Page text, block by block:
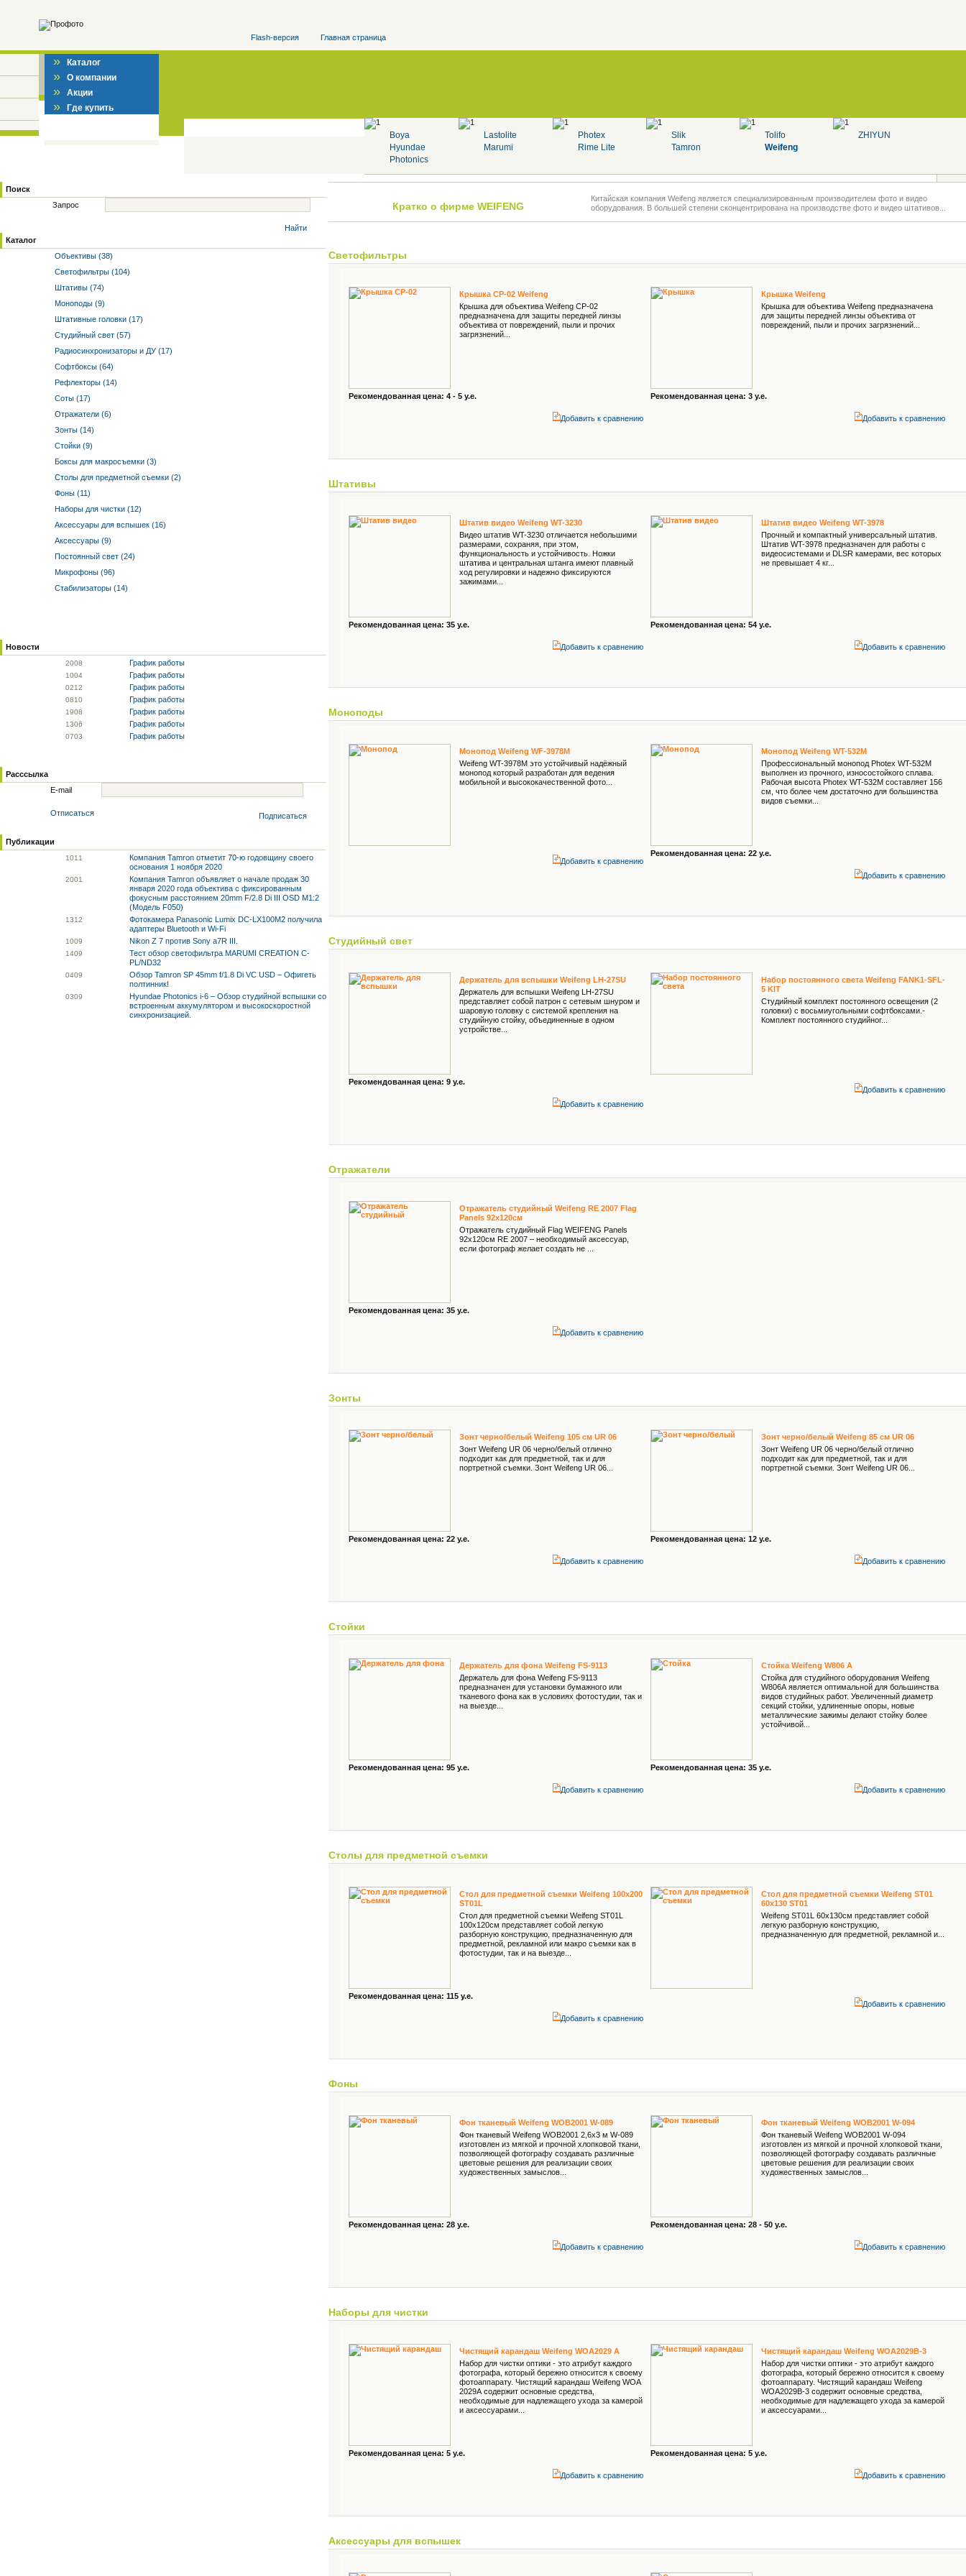
Flash-версия Главная страница
» Каталог
» О компании
» Акции
» Где купить
Boya
Hyundae
Photonics
Lastolite
Marumi
Photex
Rime Lite
Slik
Tamron
Tolifo
Weifeng
ZHIYUN
Поиск
Запрос
Найти
Каталог
Объективы (38)
Светофильтры (104)
Штативы (74)
Моноподы (9)
Штативные головки (17)
Студийный свет (57)
Радиосинхронизаторы и ДУ (17)
Софтбоксы (64)
Рефлекторы (14)
Соты (17)
Отражатели (6)
Зонты (14)
Стойки (9)
Боксы для макросъемки (3)
Столы для предметной съемки (2)
Фоны (11)
Наборы для чистки (12)
Аксессуары для вспышек (16)
Аксессуары (9)
Постоянный свет (24)
Микрофоны (96)
Стабилизаторы (14)
Новости
2008 График работы
1004 График работы
0212 График работы
0810 График работы
1908 График работы
1306 График работы
0703 График работы
Расссылка
E-mail
Отписаться Подписаться
Публикации
1011
Компания Tamron отметит 70-ю годовщину своего
основания 1 ноября 2020
2001
Компания Tamron объявляет о начале продаж 30
января 2020 года объектива с фиксированным
фокусным расстоянием 20mm F/2.8 Di III OSD M1:2
(Модель F050)
1312
Фотокамера Panasonic Lumix DC-LX100M2 получила
адаптеры Bluetooth и Wi-Fi
1009 Nikon Z 7 против Sony a7R III.
1409
Тест обзор светофильтра MARUMI CREATION C-
PL/ND32
0409
Обзор Tamron SP 45mm f/1.8 Di VC USD – Офигеть
полтинник!
0309
Hyundae Photonics i-6 – Обзор студийной вспышки со
встроенным аккумулятором и высокоскоростной
синхронизацией.
Кратко о фирме WEIFENG
Китайская компания Weifeng является специализированным производителем фото и видео
оборудования. В большей степени сконцентрирована на производстве фото и видео штативов...
Светофильтры
Крышкa CP-02 Weifeng
Крышка для объектива Weifeng CP-02
предназначена для защиты передней линзы
объектива от повреждений, пыли и прочих
загрязнений...
Рекомендованная цена: 4 - 5 у.е.
Добавить к cравнению
Крышкa Weifeng
Крышка для объектива Weifeng предназначена
для защиты передней линзы объектива от
повреждений, пыли и прочих загрязнений...
Рекомендованная цена: 3 у.е.
Добавить к cравнению
Штативы
Штатив видео Weifeng WT-3230
Видео штатив WT-3230 отличается небольшими
размерами, сохраняя, при этом,
функциональность и устойчивость. Ножки
штатива и центральная штанга имеют плавный
ход регулировки и надежно фиксируются
зажимами...
Рекомендованная цена: 35 у.е.
Добавить к cравнению
Штатив видео Weifeng WT-3978
Прочный и компактный универсальный штатив.
Штатив WT-3978 предназначен для работы с
видеосистемами и DLSR камерами, вес которых
не превышает 4 кг...
Рекомендованная цена: 54 у.е.
Добавить к cравнению
Моноподы
Монопод Weifeng WF-3978M
Weifeng WT-3978M это устойчивый надёжный
монопод который разработан для ведения
мобильной и высококачественной фото...
Добавить к cравнению
Монопод Weifeng WT-532M
Профессиональный монопод Photex WT-532M
выполнен из прочного, износостойкого сплава.
Рабочая высота Photex WT-532M составляет 156
см, что более чем достаточно для большинства
видов съемки...
Рекомендованная цена: 22 у.е.
Добавить к cравнению
Студийный свет
Держатель для вспышки Weifeng LH-27SU
Держатель для вспышки Weifeng LH-27SU
представляет собой патрон с сетевым шнуром и
шаровую головку с системой крепления на
студийную стойку, объединенные в одном
устройстве...
Рекомендованная цена: 9 у.е.
Добавить к cравнению
Набор постоянного света Weifeng FANK1-SFL-
5 KIT
Студийный комплект постоянного освещения (2
головки) с восьмиугольными софтбоксами.-
Комплект постоянного студийног...
Добавить к cравнению
Отражатели
Отражатель студийный Weifeng RE 2007 Flag
Panels 92х120см
Отражатель студийный Flag WEIFENG Panels
92x120см RE 2007 – необходимый аксессуар,
если фотограф желает создать не ...
Рекомендованная цена: 35 у.е.
Добавить к cравнению
Зонты
Зонт черно/белый Weifeng 105 см UR 06
Зонт Weifeng UR 06 черно/белый отлично
подходит как для предметной, так и для
портретной съемки. Зонт Weifeng UR 06...
Рекомендованная цена: 22 у.е.
Добавить к cравнению
Зонт черно/белый Weifeng 85 см UR 06
Зонт Weifeng UR 06 черно/белый отлично
подходит как для предметной, так и для
портретной съемки. Зонт Weifeng UR 06...
Рекомендованная цена: 12 у.е.
Добавить к cравнению
Стойки
Держатель для фона Weifeng FS-9113
Держатель для фона Weifeng FS-9113
предназначен для установки бумажного или
тканевого фона как в условиях фотостудии, так и
на выезде...
Рекомендованная цена: 95 у.е.
Добавить к cравнению
Стойка Weifeng W806 A
Стойка для студийного оборудования Weifeng
W806А является оптимальной для большинства
видов студийных работ. Увеличенный диаметр
секций стойки, удлиненные опоры, новые
металлические зажимы делают стойку более
устойчивой...
Рекомендованная цена: 35 у.е.
Добавить к cравнению
Столы для предметной съемки
Стол для предметной съемки Weifeng 100x200
ST01L
Стол для предметной съемки Weifeng ST01L
100х120cм представляет собой легкую
разборную конструкцию, предназначенную для
предметной, рекламной или макро съемки как в
фотостудии, так и на выезде...
Рекомендованная цена: 115 у.е.
Добавить к cравнению
Стол для предметной съемки Weifeng ST01
60х130 ST01
Weifeng ST01L 60x130cм представляет собой
легкую разборную конструкцию,
предназначенную для предметной, рекламной и...
Добавить к cравнению
Фоны
Фон тканевый Weifeng WOB2001 W-089
Фон тканевый Weifeng WOB2001 2,6x3 м W-089
изготовлен из мягкой и прочной хлопковой ткани,
позволяющей фотографу создавать различные
цветовые решения для реализации своих
художественных замыслов...
Рекомендованная цена: 28 у.е.
Добавить к cравнению
Фон тканевый Weifeng WOB2001 W-094
Фон тканевый Weifeng WOB2001 W-094
изготовлен из мягкой и прочной хлопковой ткани,
позволяющей фотографу создавать различные
цветовые решения для реализации своих
художественных замыслов...
Рекомендованная цена: 28 - 50 у.е.
Добавить к cравнению
Наборы для чистки
Чистящий карандаш Weifeng WOA2029 A
Набор для чистки оптики - это атрибут каждого
фотографа, который бережно относится к своему
фотоаппарату. Чистящий карандаш Weifeng WOA
2029А содержит основные средства,
необходимые для надлежащего ухода за камерой
и аксессуарами...
Рекомендованная цена: 5 у.е.
Добавить к cравнению
Чистящий карандаш Weifeng WOA2029B-3
Набор для чистки оптики - это атрибут каждого
фотографа, который бережно относится к своему
фотоаппарату. Чистящий карандаш Weifeng
WOA2029В-3 содержит основные средства,
необходимые для надлежащего ухода за камерой
и аксессуарами...
Рекомендованная цена: 5 у.е.
Добавить к cравнению
Аксессуары для вспышек